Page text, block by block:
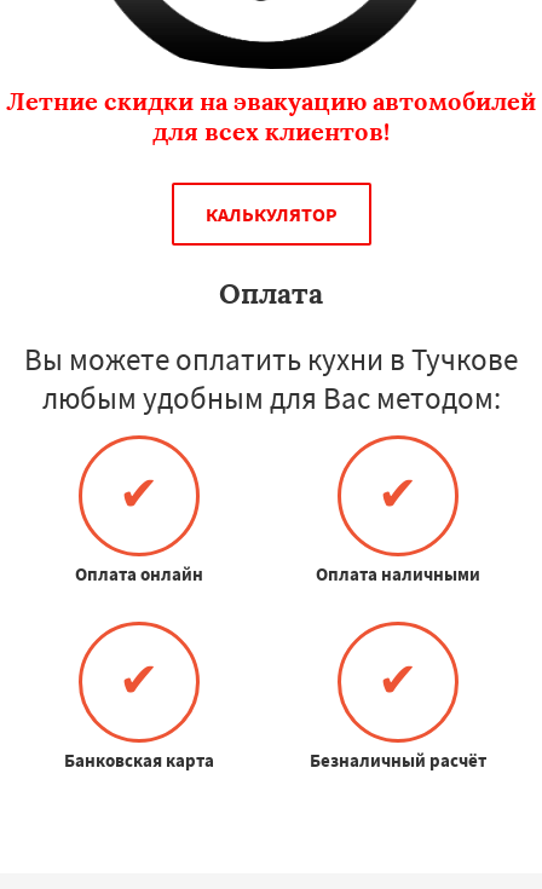
Летние скидки на эвакуацию автомобилей
для всех клиентов!
КАЛЬКУЛЯТОР
Оплата
Вы можете оплатить кухни в Тучкове
любым удобным для Вас методом:
✔
Оплата онлайн
✔
Оплата наличными
✔
Банковская карта
✔
Безналичный расчёт